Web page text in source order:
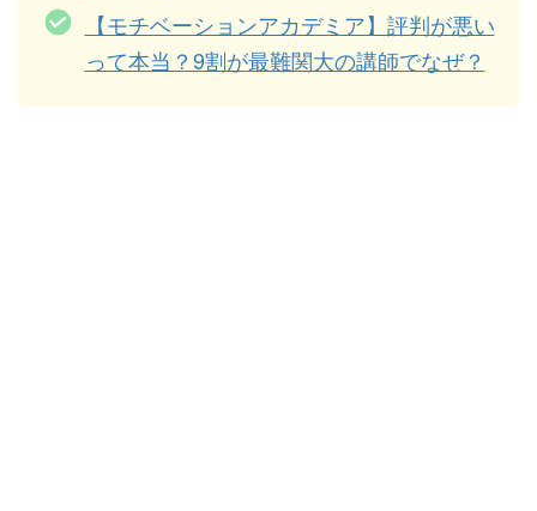
【モチベーションアカデミア】評判が悪い
って本当？9割が最難関大の講師でなぜ？